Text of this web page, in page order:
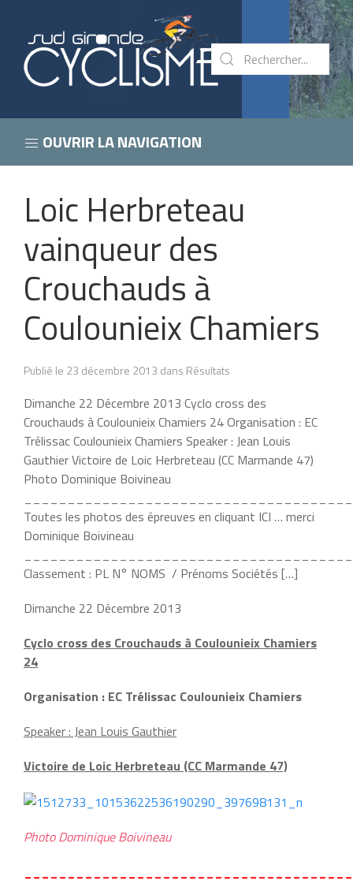
OUVRIR LA NAVIGATION
Loic Herbreteau
vainqueur des
Crouchauds à
Coulounieix Chamiers
Publié le 23 décembre 2013 dans Résultats
Dimanche 22 Décembre 2013 Cyclo cross des
Crouchauds à Coulounieix Chamiers 24 Organisation : EC
Trélissac Coulounieix Chamiers Speaker : Jean Louis
Gauthier Victoire de Loic Herbreteau (CC Marmande 47)
Photo Dominique Boivineau
Toutes les photos des épreuves en cliquant ICI … merci
Dominique Boivineau
Classement : PL N° NOMS / Prénoms Sociétés […]
Dimanche 22 Décembre 2013
Cyclo cross des Crouchauds à Coulounieix Chamiers
24
Organisation : EC Trélissac Coulounieix Chamiers
Speaker : Jean Louis Gauthier
Victoire de Loic Herbreteau (CC Marmande 47)
Photo Dominique Boivineau